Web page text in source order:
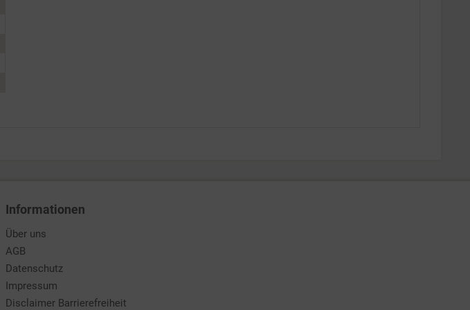
Informationen
Über uns
AGB
Datenschutz
Impressum
Disclaimer Barrierefreiheit